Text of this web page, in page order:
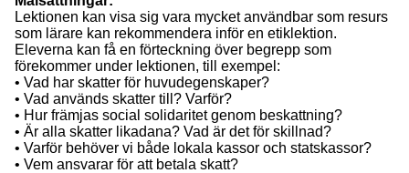
Lektionen kan visa sig vara mycket användbar som resurs
som lärare kan rekommendera inför en etiklektion.
Eleverna kan få en förteckning över begrepp som
förekommer under lektionen, till exempel:
• Vad har skatter för huvudegenskaper?
• Vad används skatter till? Varför?
• Hur främjas social solidaritet genom beskattning?
• Är alla skatter likadana? Vad är det för skillnad?
• Varför behöver vi både lokala kassor och statskassor?
• Vem ansvarar för att betala skatt?